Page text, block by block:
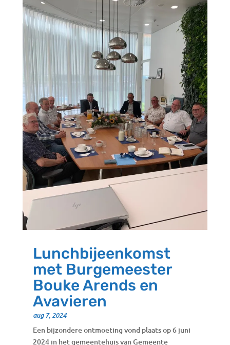
Lunchbijeenkomst
met Burgemeester
Bouke Arends en
Avavieren
aug 7, 2024
Een bijzondere ontmoeting vond plaats op 6 juni
2024 in het gemeentehuis van Gemeente